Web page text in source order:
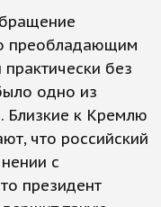
преобладающим
без
одно из
Близкие к Кремлю
что российский
с
президент